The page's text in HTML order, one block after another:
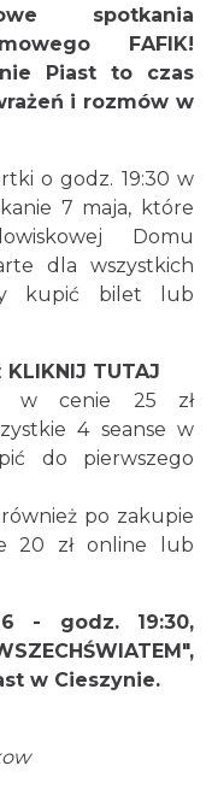
2026-08-14
spotkania
FAFIK!
Piast to czas
i rozmów w
o godz. 19:30 w
7 maja, które
Domu
dla wszystkich
kupić bilet lub
KLIKNIJ TUTAJ
w cenie 25 zł
4 seanse w
do pierwszego
po zakupie
20 zł online lub
- godz. 19:30,
w Cieszynie.